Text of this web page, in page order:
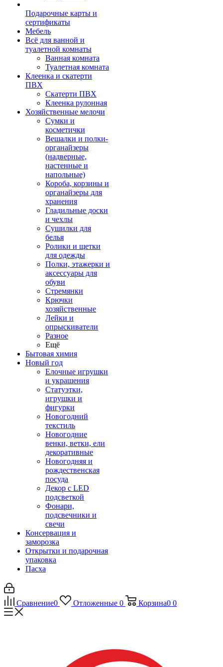
Подарочные карты и
сертификаты
Мебель
Всё для ванной и
туалетной комнаты
Ванная комната
Туалетная комната
Клеенка и скатерти
ПВХ
Скатерти ПВХ
Клеенка рулонная
Хозяйственные мелочи
Сумки и
косметички
Вешалки и полки-
органайзеры
(надверные,
настенные и
напольные)
Короба, корзины и
органайзеры для
хранения
Гладильные доски
и чехлы
Сушилки для
белья
Ролики и щетки
для одежды
Полки, этажерки и
аксессуары для
обуви
Стремянки
Крючки
хозяйственные
Лейки и
опрыскиватели
Разное
Ещё
Бытовая химия
Новый год
Елочные игрушки
и украшения
Статуэтки,
игрушки и
фигурки
Новогодний
текстиль
Новогодние
венки, ветки, ели
декоративные
Новогодняя и
рождественская
посуда
Декор с LED
подсветкой
Фонари,
подсвечники и
свечи
Консервация и
заморозка
Открытки и подарочная
упаковка
Пасха
Сравнение0 Отложенные 0 Корзина0 0